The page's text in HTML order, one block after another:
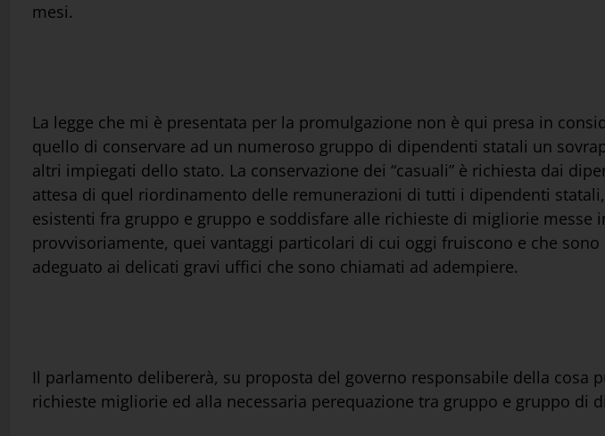
mesi.
La legge che mi è presentata per la promulgazione non è qui presa in
quello di conservare ad un numeroso gruppo di dipendenti statali un
altri impiegati dello stato. La conservazione dei “casuali” è richiesta dai
attesa di quel riordinamento delle remunerazioni di tutti i dipendenti
esistenti fra gruppo e gruppo e soddisfare alle richieste di migliorie messe
provvisoriamente, quei vantaggi particolari di cui oggi fruiscono e che
adeguato ai delicati gravi uffici che sono chiamati ad adempiere.
Il parlamento delibererà, su proposta del governo responsabile della cosa
richieste migliorie ed alla necessaria perequazione tra gruppo e gruppo di